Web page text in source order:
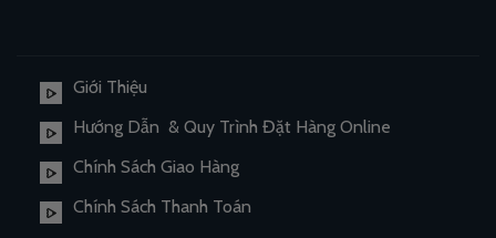
Giới Thiệu
Hướng Dẫn & Quy Trình Đặt Hàng Online
Chính Sách Giao Hàng
Chính Sách Thanh Toán